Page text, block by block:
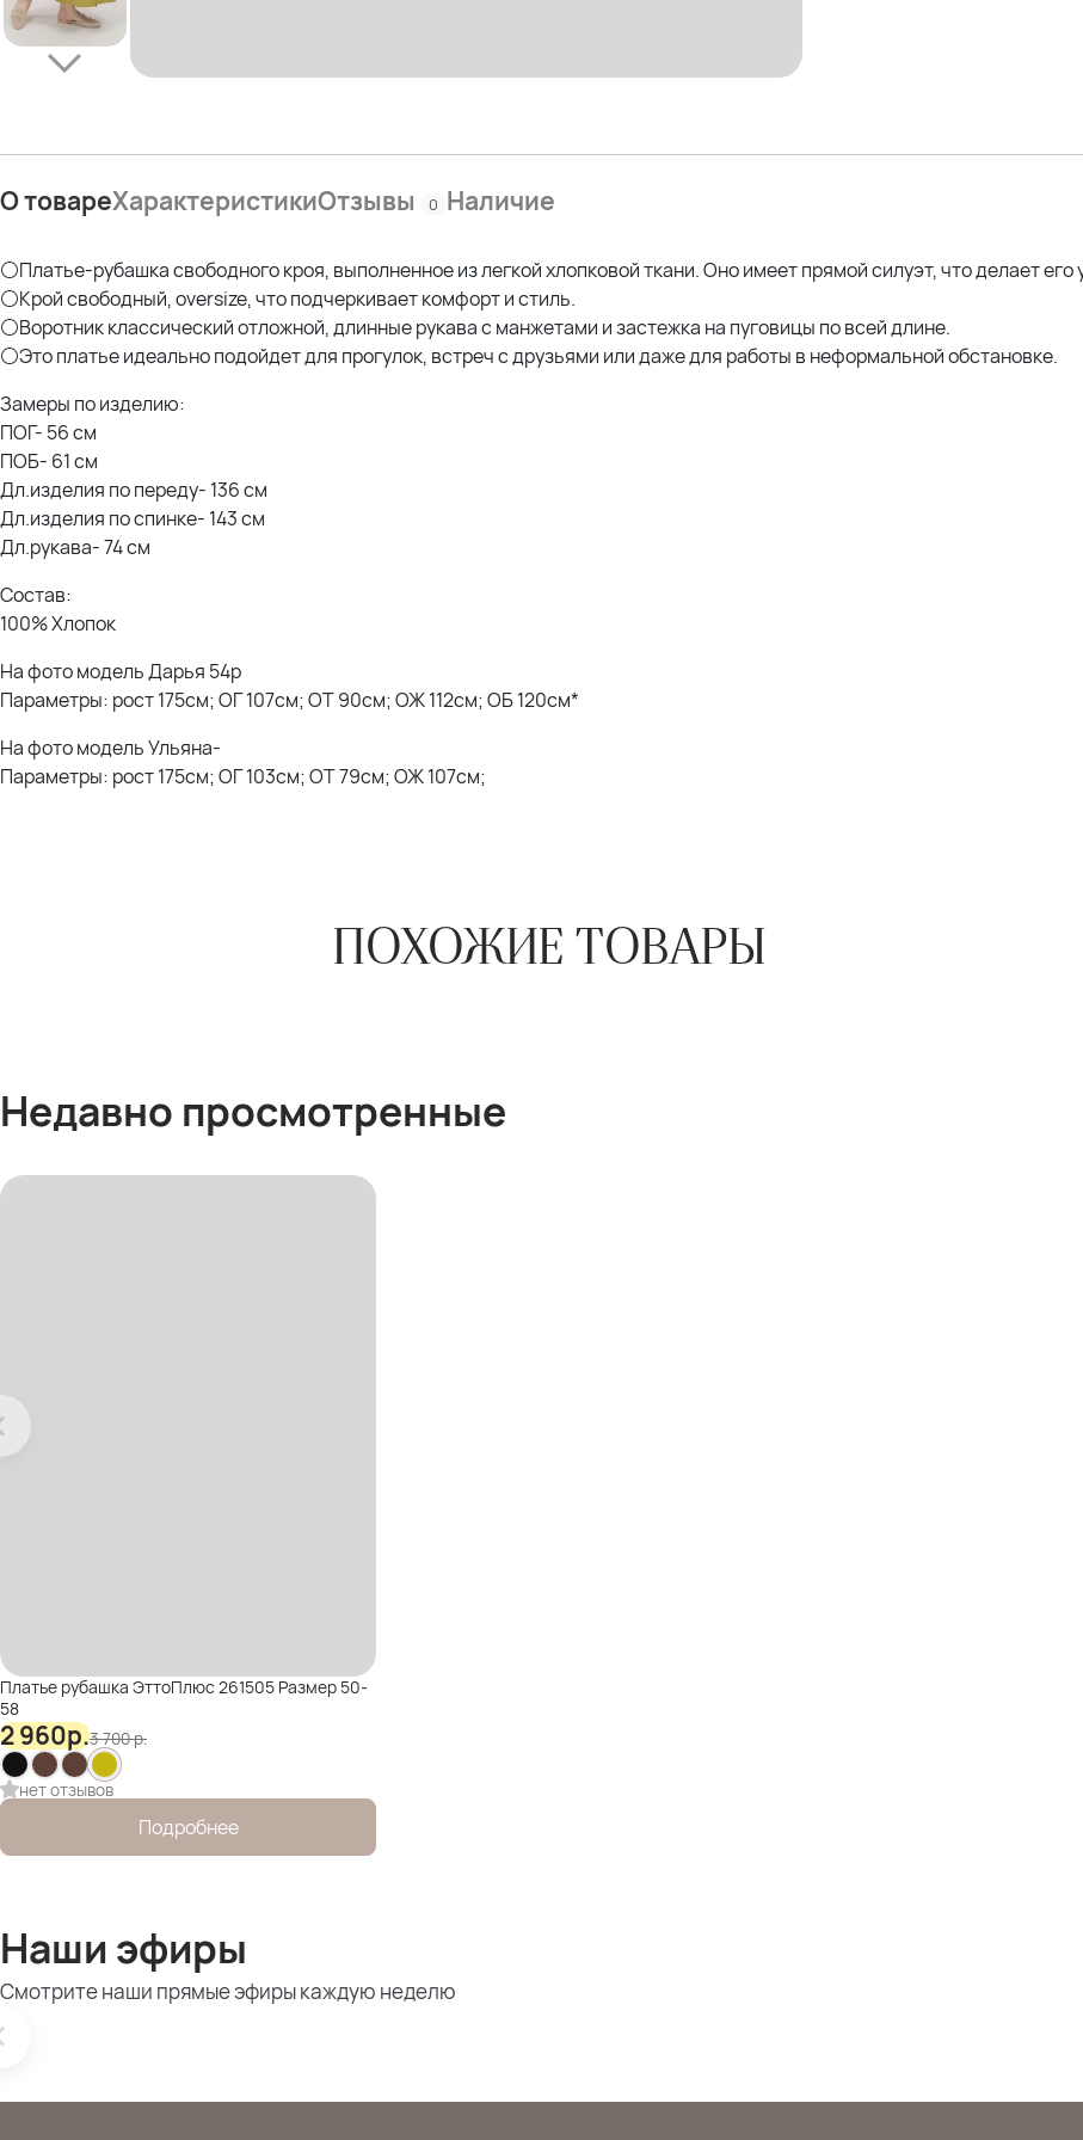
О товареХарактеристикиОтзывы 0 Наличие
⚪Платье-рубашка свободного кроя, выполненное из легкой хлопковой ткани. Оно имеет прямой силуэт, что делает
⚪Крой свободный, oversize, что подчеркивает комфорт и стиль.
⚪Воротник классический отложной, длинные рукава с манжетами и застежка на пуговицы по всей длине.
⚪Это платье идеально подойдет для прогулок, встреч с друзьями или даже для работы в неформальной обстановке.
Замеры по изделию:
ПОГ- 56 см
ПОБ- 61 см
Дл.изделия по переду- 136 см
Дл.изделия по спинке- 143 см
Дл.рукава- 74 см
Состав:
100% Хлопок
На фото модель Дарья 54р
Параметры: рост 175см; ОГ 107см; ОТ 90см; ОЖ 112см; ОБ 120см*
На фото модель Ульяна-
Параметры: рост 175см; ОГ 103см; ОТ 79см; ОЖ 107см;
ПОХОЖИЕ ТОВАРЫ
Недавно просмотренные
Платье рубашка ЭттоПлюс 261505 Размер 50-
58
2 960р.3 700р.
нет отзывов
Подробнее
Наши эфиры
Смотрите наши прямые эфиры каждую неделю